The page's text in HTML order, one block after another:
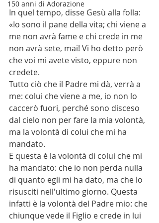
150 anni di Adorazione
In quel tempo, disse Gesù alla folla:
«Io sono il pane della vita; chi viene a
me non avrà fame e chi crede in me
non avrà sete, mai! Vi ho detto però
che voi mi avete visto, eppure non
credete.
Tutto ciò che il Padre mi dà, verrà a
me: colui che viene a me, io non lo
caccerò fuori, perché sono disceso
dal cielo non per fare la mia volontà,
ma la volontà di colui che mi ha
mandato.
E questa è la volontà di colui che mi
ha mandato: che io non perda nulla
di quanto egli mi ha dato, ma che lo
risusciti nell'ultimo giorno. Questa
infatti è la volontà del Padre mio: che
chiunque vede il Figlio e crede in lui